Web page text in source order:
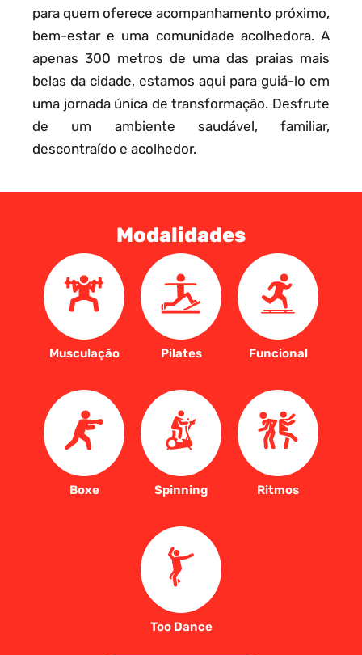
para quem oferece acompanhamento próximo,
bem-estar e uma comunidade acolhedora. A
apenas 300 metros de uma das praias mais
belas da cidade, estamos aqui para guiá-lo em
uma jornada única de transformação. Desfrute
de um ambiente saudável, familiar,
descontraído e acolhedor.
Modalidades
Musculação Pilates Funcional
Boxe Spinning Ritmos
Too Dance